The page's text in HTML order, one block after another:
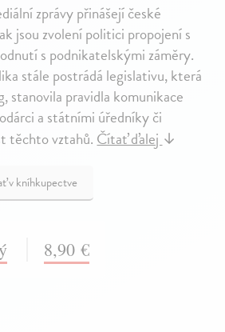
zprávy přinášejí české
jsou zvolení politici propojení s
s podnikatelskými záměry.
stále postrádá legislativu, která
stanovila pravidla komunikace
a státními úředníky či
těchto vztahů.Čítať ďalej↓
v kníhkupectve
8,90 €